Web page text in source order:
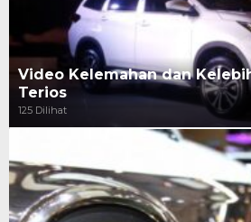
Video Kelemahan dan
Terios
125 Dilihat